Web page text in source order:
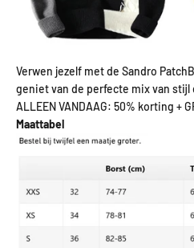
Verwen jezelf met de Sandro
geniet van de perfecte mix van
ALLEEN VANDAAG: 50% korting +
Maattabel